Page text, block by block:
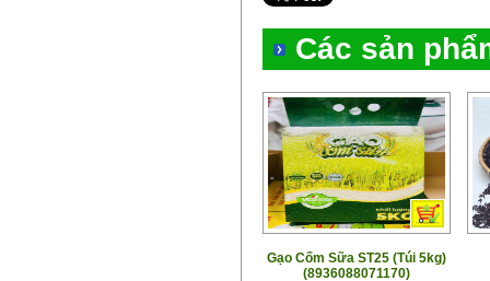
Các sản
Gạo Cốm Sữa ST25 (Túi 5kg)
(8936088071170)